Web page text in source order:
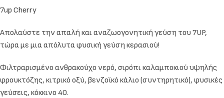
7up Cherry
Απολαύστε την απαλή και αναζωογονητική γεύση του 7UP,
τώρα με μια απόλυτα φυσική γεύση κερασιού!
Φιλτραρισμένο ανθρακούχο νερό, σιρόπι καλαμποκιού υψηλής
φρουκτόζης, κιτρικό οξύ, βενζοϊκό κάλιο (συντηρητικό), φυσικές
γεύσεις, κόκκινο 40.